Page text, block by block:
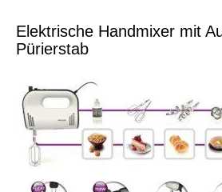
Elektrische Handmixer mit
Pürierstab